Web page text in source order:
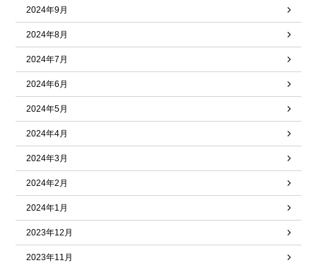
2024年9月
2024年8月
2024年7月
2024年6月
2024年5月
2024年4月
2024年3月
2024年2月
2024年1月
2023年12月
2023年11月